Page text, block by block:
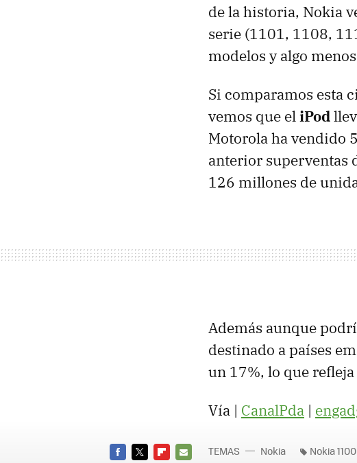
de la historia, Nokia
serie (1101, 1108,
modelos y algo
Si comparamos esta
vemos que eliPod
Motorola ha vendido
anterior superventas
126 millones de
Además aunque
destinado a países
un 17%, lo que
Vía | CanalPda |
TEMAS Nokia Nokia 1100